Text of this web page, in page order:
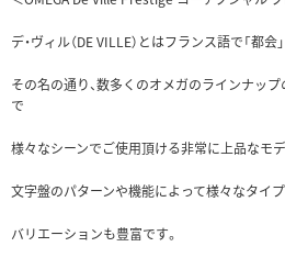
デ・ヴィル（DE VILLE）とはフランス語で「都
その名の通り、数多くのオメガのラインナッ
で
様々なシーンでご使用頂ける非常に上品なモ
文字盤のパターンや機能によって様々なタイ
バリエーションも豊富です。